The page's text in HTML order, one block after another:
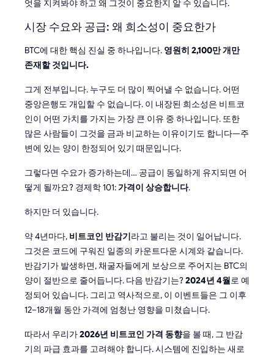
엇을 지켜봐야 하고 왜 그것이 중요한지 알 수 있습니다.
시장 수요와 공급: 왜 희소성이 중요한가
BTC에 대한 핵심 진실 중 하나입니다. 영원히 2,100만 개만
존재할 것입니다.
그게 전부입니다. 누구도 더 많이 찍어낼 수 없습니다. 어떤
중앙은행도 개입할 수 없습니다. 이 내장된 희소성은 비트코
인이 어떤 가치를 가지는 가장 큰 이유 중 하나입니다. 또한
많은 사람들이 그것을 금과 비교하는 이유이기도 합니다—주
변에 있는 양이 한정되어 있기 때문입니다.
그렇다면 수요가 증가하는데… 공급이 동일하게 유지되면 어
떻게 될까요? 경제학 101: 가격이 상승합니다.
하지만 더 있습니다.
약 4년마다, 비트코인 반감기라고 불리는 것이 일어납니다.
그것은 코드에 구워진 일종의 카운트다운 시계와 같습니다.
반감기가 발생하면, 채굴자들에게 보상으로 주어지는 BTC의
양이 절반으로 줄어듭니다. 다음 반감기는?2024년 4월로 예
정되어 있습니다. 그리고 역사적으로, 이 이벤트들은 그 이후
12–18개월 동안 가격에 엄청난 영향을 미쳤습니다.
따라서 우리가2026년 비트코인 가격 동향을 볼 때, 그 반감
기의 파급 효과를 고려해야 합니다. 시스템에 진입하는 새로